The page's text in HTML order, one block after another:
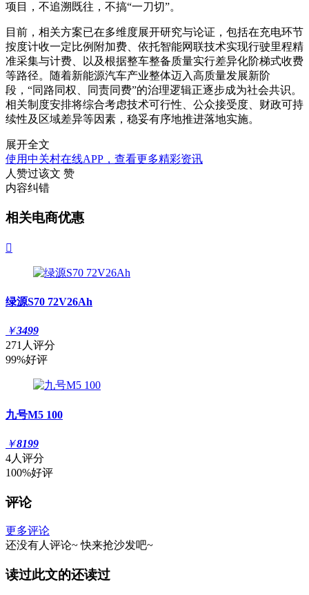
项目，不追溯既往，不搞“一刀切”。
目前，相关方案已在多维度展开研究与论证，包括在充电环节
按度计收一定比例附加费、依托智能网联技术实现行驶里程精
准采集与计费、以及根据整车整备质量实行差异化阶梯式收费
等路径。随着新能源汽车产业整体迈入高质量发展新阶
段，“同路同权、同责同费”的治理逻辑正逐步成为社会共识。
相关制度安排将综合考虑技术可行性、公众接受度、财政可持
续性及区域差异等因素，稳妥有序地推进落地实施。
展开全文
使用中关村在线APP，查看更多精彩资讯
人赞过该文 赞
内容纠错
相关电商优惠

绿源S70 72V26Ah
￥3499
271人评分
99%好评
九号M5 100
￥8199
4人评分
100%好评
评论
更多评论
还没有人评论~ 快来抢沙发吧~
读过此文的还读过